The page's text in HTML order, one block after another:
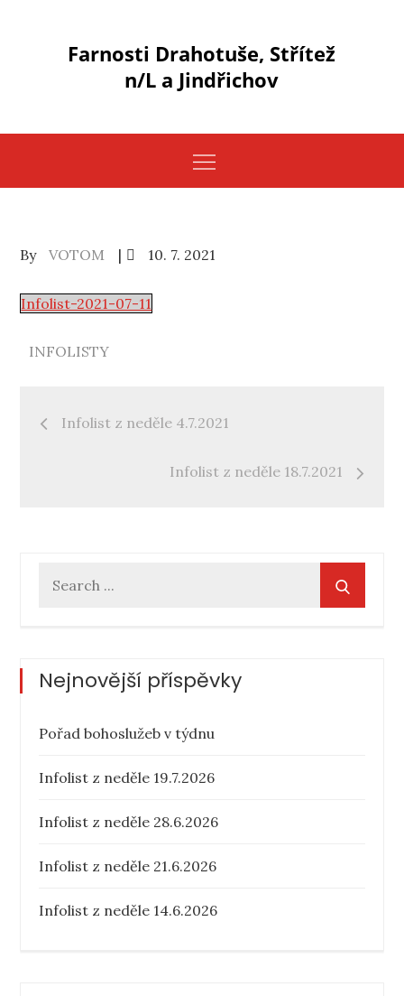
Farnosti Drahotuše, Střítež
n/L a Jindřichov
By VOTOM
Posted
10. 7. 2021
Infolist-2021-07-11
INFOLISTY
Navigace
Infolist z neděle 4.7.2021
Infolist z neděle 18.7.2021
Nejnovější příspěvky
Pořad bohoslužeb v týdnu
Infolist z neděle 19.7.2026
Infolist z neděle 28.6.2026
Infolist z neděle 21.6.2026
Infolist z neděle 14.6.2026